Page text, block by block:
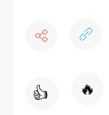
👍 🔥